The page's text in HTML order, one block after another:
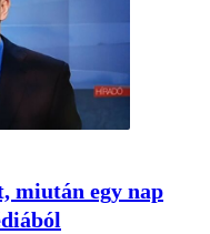
miután egy nap